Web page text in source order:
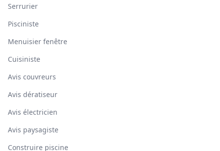
Serrurier
Pisciniste
Menuisier fenêtre
Cuisiniste
Avis couvreurs
Avis dératiseur
Avis électricien
Avis paysagiste
Construire piscine